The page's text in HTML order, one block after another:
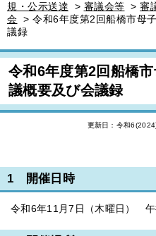
規・公示送達
> 審議会等 > 審
会 > 令和6年度第2回船橋市母
議録
令和6年度第2回船橋
議概要及び会議録
更新日：令和
1 開催日時
令和6年11月7日（木曜日）